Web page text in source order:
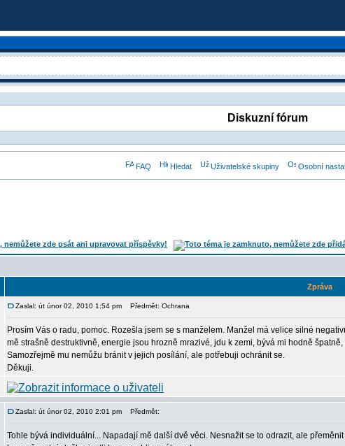
Diskuzní fórum
FAQ Hledat Uživatelské skupiny Osobní
Zpráva
Zaslal: út únor 02, 2010 1:54 pm Předmět: Ochrana
Prosím Vás o radu, pomoc. Rozešla jsem se s manželem. Manžel má velice silné
mě strašně destruktivně, energie jsou hrozně mrazivé, jdu k zemi, bývá mi hodně
Samozřejmě mu nemůžu bránit v jejich posílání, ale potřebuji ochránit se.
Děkuji.
Zaslal: út únor 02, 2010 2:01 pm Předmět:
Tohle bývá individuální... Napadají mě další dvě věci. Nesnažit se to odrazit, ale